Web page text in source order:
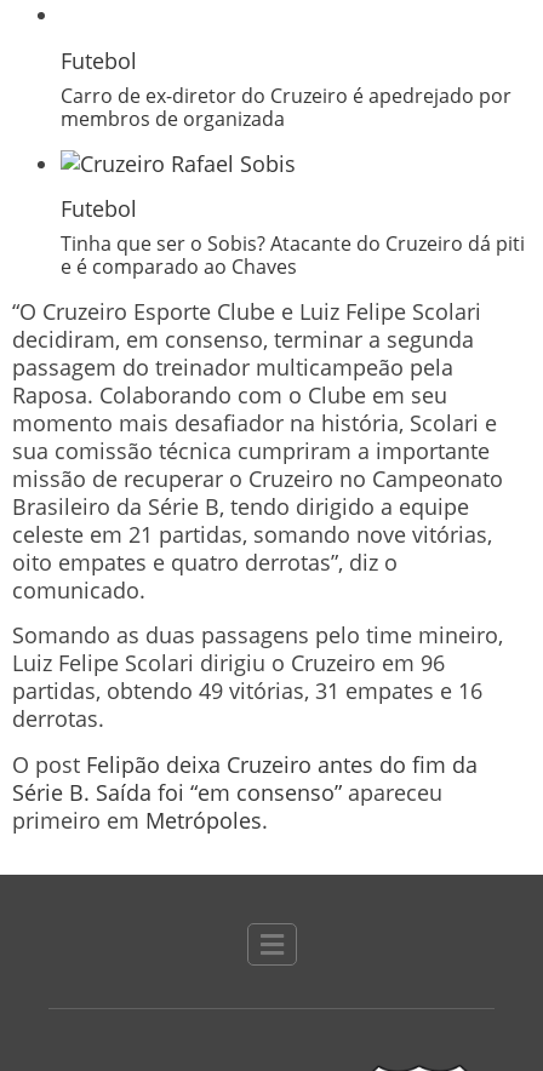
Futebol
Carro de ex-diretor do Cruzeiro é apedrejado por
membros de organizada
Futebol
Tinha que ser o Sobis? Atacante do Cruzeiro dá piti
e é comparado ao Chaves
“O Cruzeiro Esporte Clube e Luiz Felipe Scolari
decidiram, em consenso, terminar a segunda
passagem do treinador multicampeão pela
Raposa. Colaborando com o Clube em seu
momento mais desafiador na história, Scolari e
sua comissão técnica cumpriram a importante
missão de recuperar o Cruzeiro no Campeonato
Brasileiro da Série B, tendo dirigido a equipe
celeste em 21 partidas, somando nove vitórias,
oito empates e quatro derrotas”, diz o
comunicado.
Somando as duas passagens pelo time mineiro,
Luiz Felipe Scolari dirigiu o Cruzeiro em 96
partidas, obtendo 49 vitórias, 31 empates e 16
derrotas.
O post Felipão deixa Cruzeiro antes do fim da
Série B. Saída foi “em consenso” apareceu
primeiro em Metrópoles.